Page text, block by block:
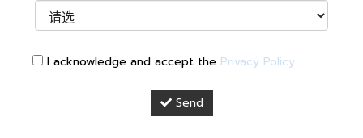
I acknowledge and accept the Privacy Policy
Send